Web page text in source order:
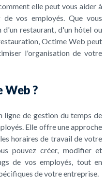
elle peut vous aider à
vos employés. Que vous
d'un restaurant, d'un hôtel ou
Octime Web peut
l'organisation de votre
Web ?
ligne de gestion du temps de
Elle offre une approche
horaires de travail de votre
pouvez créer, modifier et
de vos employés, tout en
de votre entreprise.